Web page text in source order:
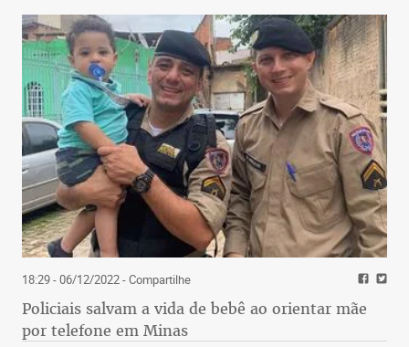
18:29 - 06/12/2022- Compartilhe
Policiais salvam a vida de bebê ao orientar mãe
por telefone em Minas